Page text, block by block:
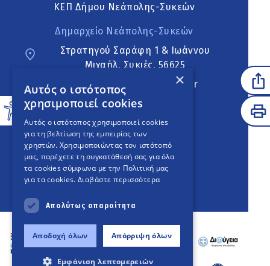
ΚΕΠ Δήμου Νεάπολης-Συκεών
Δημαρχείο Νεάπολης-Συκεών
Στρατηγού Σαράφη 1 & Ιωάννου
Μιχαήλ, Συκιές, 56625
neapoli.sykies@ddt.gov.gr
Ακολουθήστε
English Version
An project
×
Αυτός ο ιστότοπος
χρησιμοποιεί cookies
Αυτός ο ιστότοπος χρησιμοποιεί cookies
για τη βελτίωση της εμπειρίας των
χρηστών. Χρησιμοποιώντας τον ιστότοπό
μας, παρέχετε τη συγκατάθεσή σας για όλα
τα cookies σύμφωνα με την Πολιτική μας
για τα cookies. Διαβάστε περισσότερα
Απολύτως απαραίτητα
Αποδοχή όλων Απόρριψη όλων
Εμφάνιση λεπτομερειών